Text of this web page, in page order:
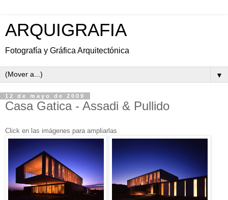
ARQUIGRAFIA
Fotografía y Gráfica Arquitectónica
▼
12 de mayo de 2009
Casa Gatica - Assadi & Pullido
Click en las imágenes para ampliarlas